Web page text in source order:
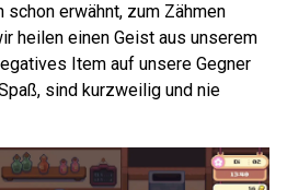
erwähnt, zum Zähmen
heilen einen Geist aus unserem
Item auf unsere Gegner
sind kurzweilig und nie